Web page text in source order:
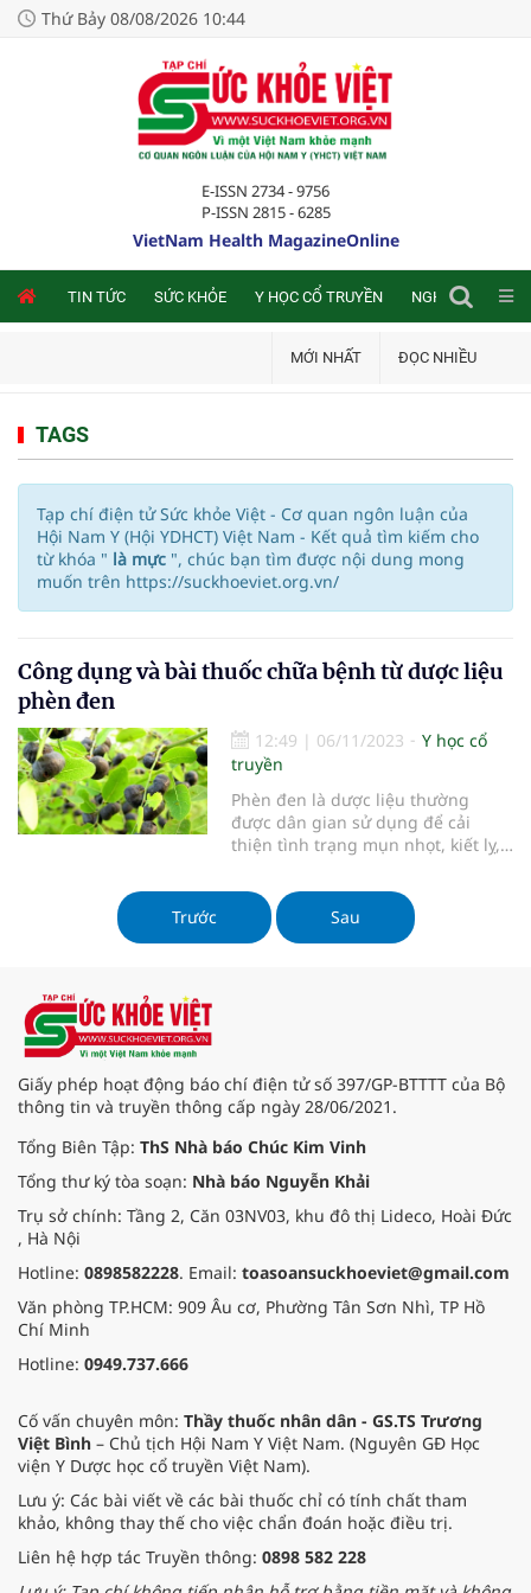
Thứ Bảy 08/08/2026 10:44
E-ISSN 2734 - 9756
P-ISSN 2815 - 6285
VietNam Health MagazineOnline
TIN TỨC SỨC KHỎE Y HỌC CỔ TRUYỀN NGHIÊN CỨU
MỚI NHẤT ĐỌC NHIỀU
TAGS
Tạp chí điện tử Sức khỏe Việt - Cơ quan ngôn luận của
Hội Nam Y (Hội YDHCT) Việt Nam - Kết quả tìm kiếm cho
từ khóa " là mực ", chúc bạn tìm được nội dung mong
muốn trên https://suckhoeviet.org.vn/
Công dụng và bài thuốc chữa bệnh từ dược liệu
phèn đen
12:49 | 06/11/2023
Y học cổ
truyền
Phèn đen là dược liệu thường
được dân gian sử dụng để cải
thiện tình trạng mụn nhọt, kiết lỵ,
đau răng,…
Trước
Sau
Giấy phép hoạt động báo chí điện tử số 397/GP-BTTTT của Bộ
thông tin và truyền thông cấp ngày 28/06/2021.
Tổng Biên Tập: ThS Nhà báo Chúc Kim Vinh
Tổng thư ký tòa soạn: Nhà báo Nguyễn Khải
Trụ sở chính: Tầng 2, Căn 03NV03, khu đô thị Lideco, Hoài Đức
, Hà Nội
Hotline: 0898582228. Email: toasoansuckhoeviet@gmail.com
Văn phòng TP.HCM: 909 Âu cơ, Phường Tân Sơn Nhì, TP Hồ
Chí Minh
Hotline: 0949.737.666
Cố vấn chuyên môn: Thầy thuốc nhân dân - GS.TS Trương
Việt Bình – Chủ tịch Hội Nam Y Việt Nam. (Nguyên GĐ Học
viện Y Dược học cổ truyền Việt Nam).
Lưu ý: Các bài viết về các bài thuốc chỉ có tính chất tham
khảo, không thay thế cho việc chẩn đoán hoặc điều trị.
Liên hệ hợp tác Truyền thông: 0898 582 228